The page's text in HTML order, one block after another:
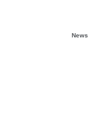
News